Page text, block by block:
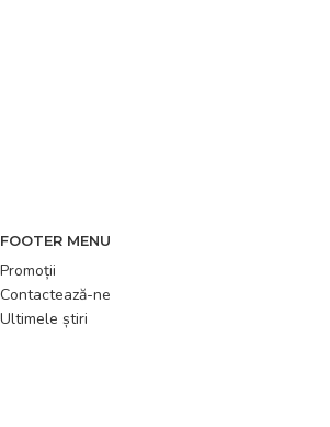
FOOTER MENU
Promoții
Contactează-ne
Ultimele știri